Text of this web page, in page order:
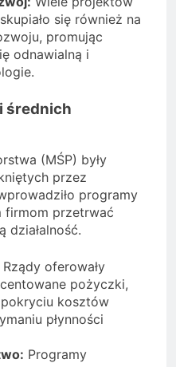
się również na
promując
odnawialną i
średnich
(MŚP) były
przez
programy
firmom przetrwać
działalność.
Rządy oferowały
pożyczki,
kosztów
płynności
Programy